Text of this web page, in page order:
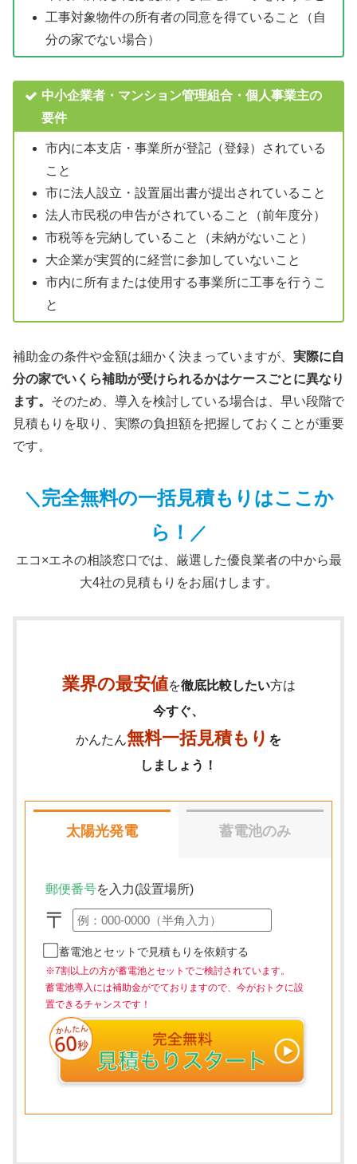
工事対象物件の所有者の同意を得ていること（自
分の家でない場合）
中小企業者・マンション管理組合・個人事業主の
要件
市内に本支店・事業所が登記（登録）されている
こと
市に法人設立・設置届出書が提出されていること
法人市民税の申告がされていること（前年度分）
市税等を完納していること（未納がないこと）
大企業が実質的に経営に参加していないこと
市内に所有または使用する事業所に工事を行うこ
と
補助金の条件や金額は細かく決まっていますが、 実際に自
分の家でいくら補助が受けられるかはケースごとに異なり
ます。 そのため、導入を検討している場合は、早い段階で
見積もりを取り、実際の負担額を把握しておくことが重要
です。
＼ 完全無料の一括見積もりはここか
ら！ ／
エコ×エネの相談窓口では、厳選した優良業者の中から最
大4社の見積もりをお届けします。
業界の最安値を徹底比較したい方は
今すぐ、
かんたん無料一括見積もり を
しましょう！
太陽光発電 蓄電池のみ
郵便番号を入力(設置場所)
〒
蓄電池とセットで見積もりを依頼する
※7割以上の方が蓄電池とセットでご検討されています。
蓄電池導入には補助金がでておりますので、今がおトクに設
置できるチャンスです！